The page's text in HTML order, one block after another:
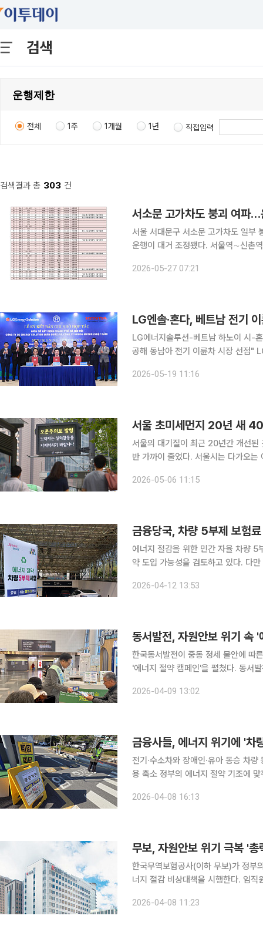
검색
전체 1주 1개월 1년 직접입력
검색결과 총 303 건
서소문 고가차도 붕괴 여파
서울 서대문구 서소문 고가차도 일부
운행이 대거 조정됐다. 서울역∼신촌
레일에 따르면 사고는 전날 오후 2시
2026-05-27 07:21
LG엔솔·혼다, 베트남 전기
LG에너지솔루션-베트남 하노이 시-
공해 동남아 전기 이륜차 시장 선점" LG에너지솔루션이 일본 혼다, 베트남 하노이시와 손잡고 전기
로 배터리 교환형 전기 이륜차 실증에
2026-05-19 11:16
서울 초미세먼지 20년 새
서울의 대기질이 최근 20년간 개선된
반 가까이 줄었다. 서울시는 다가오는
는 약 47% 감소했다고 밝혔다. 이 기
2026-05-06 11:15
금융당국, 차량 5부제 보험
에너지 절감을 위한 민간 자율 차량 5
약 도입 가능성을 검토하고 있다. 다
에 따른 사고 감소 효과를 반영해 자
2026-04-12 13:53
동서발전, 자원안보 위기 속
한국동서발전이 중동 정세 불안에 따
'에너지 절약 캠페인'을 펼쳤다. 동서발전은 9일 오전 8시 30분 울산 태화강역에서 에너지 절약 캠
사장을 비롯해 30여 명의 임직원과
2026-04-09 13:02
금융사들, 에너지 위기에 '차
전기·수소차와 장애인·유아 동승 차
용 축소 정부의 에너지 절약 기조에 맞춰 금융지주들도 임직원 대상 차량 2부제에 나섰다. 8일 금융
13일부터 지주를 포함한 전 계열사
2026-04-08 16:13
무보, 자원안보 위기 극복 '
한국무역보험공사(이하 무보)가 정부
너지 절감 비상대책을 시행한다. 임직원 및 업무용 차량 2부제 도입, 사옥 에너지 운영 최적화, 전사
이다. 무보는 자원안보 위기 극복을
2026-04-08 11:23